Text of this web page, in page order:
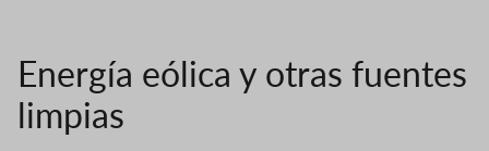
Energía eólica y otras fuentes
limpias